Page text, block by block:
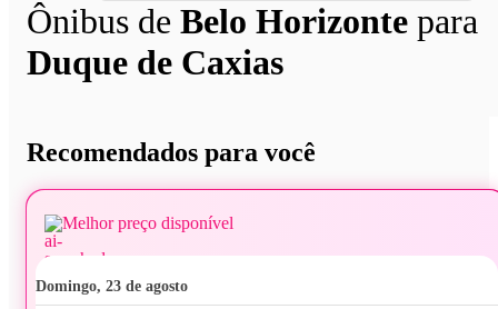
Ônibus de Belo Horizonte para
Duque de Caxias
Recomendados para você
Melhor preço disponível
domingo, 23 de agosto